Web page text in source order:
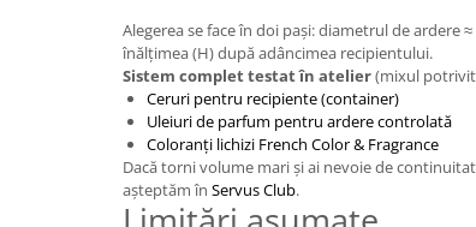
Alegerea se face în doi pași: diametrul de
înălțimea (H) după adâncimea recipientului.
Sistem complet testat în atelier(mixul potrivit
Ceruri pentru recipiente (container)
Uleiuri de parfum pentru ardere controlată
Coloranți lichizi French Color & Fragrance
Dacă torni volume mari și ai nevoie de
așteptăm în Servus Club.